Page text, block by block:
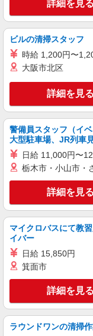
派遣社員
株式会社ブレイブ（マ
高
る
る） ◎月収例 時給1650円×1日8時間×22日（週5
日）＝29
い/
に
社
福
★そ
キープ
アルバイト パート 派遣
い
キープ
派遣社員
株式会社kotrio /●SD-H-
向
詳細を見る
ビルの清掃スタッフ
時給 1,200円〜
大阪市北区
詳細を見る
警備員スタッフ（イ
大型駐車場、JR列車
日給 11,000円〜
栃木市・小山市・
詳細を見る
マイクロバスにて教
イバー
日給 15,850円
箕面市
詳細を見る
ラウンドワンの清掃